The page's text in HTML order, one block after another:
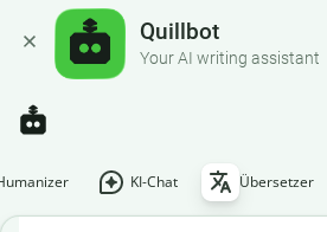
Quillbot
Your AI writing assistant
KI-Chat Übersetzer